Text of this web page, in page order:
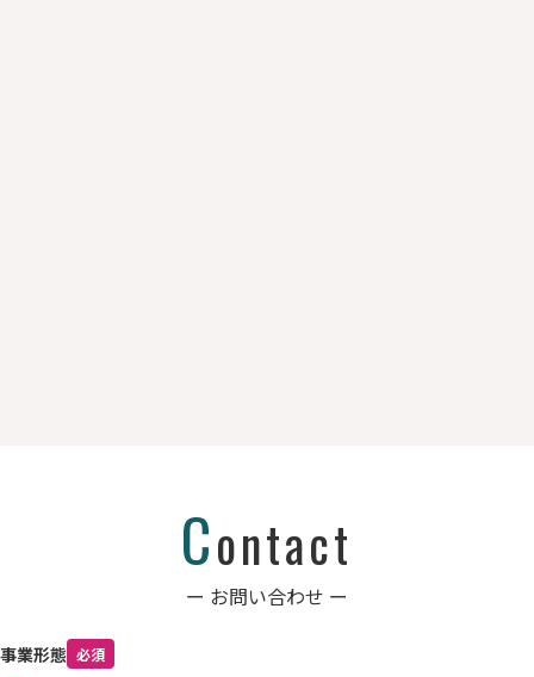
Contact
ー お問い合わせ ー
事業形態 必須